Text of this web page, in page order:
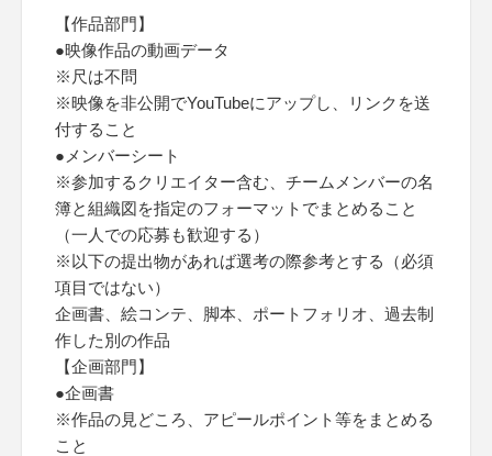
【作品部門】
●映像作品の動画データ
※尺は不問
※映像を非公開でYouTubeにアップし、リンクを送
付すること
●メンバーシート
※参加するクリエイター含む、チームメンバーの名
簿と組織図を指定のフォーマットでまとめること
（一人での応募も歓迎する）
※以下の提出物があれば選考の際参考とする（必須
項目ではない）
企画書、絵コンテ、脚本、ポートフォリオ、過去制
作した別の作品
【企画部門】
●企画書
※作品の見どころ、アピールポイント等をまとめる
こと